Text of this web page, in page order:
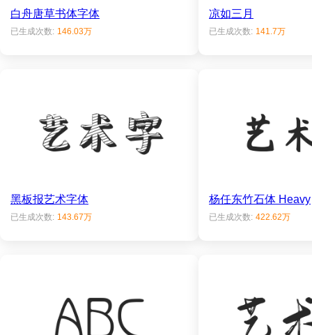
白舟唐草书体字体
已生成次数: 146.03万
凉如三月
已生成次数: 141.7万
黑板报艺术字体
已生成次数: 143.67万
杨任东竹石体 Heavy
已生成次数: 422.62万